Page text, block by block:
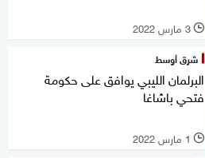
l 3 مارس 2022
شرق أوسط
البرلمان الليبي يوافق على حكومة
فتحي باشاغا
l 1 مارس 2022